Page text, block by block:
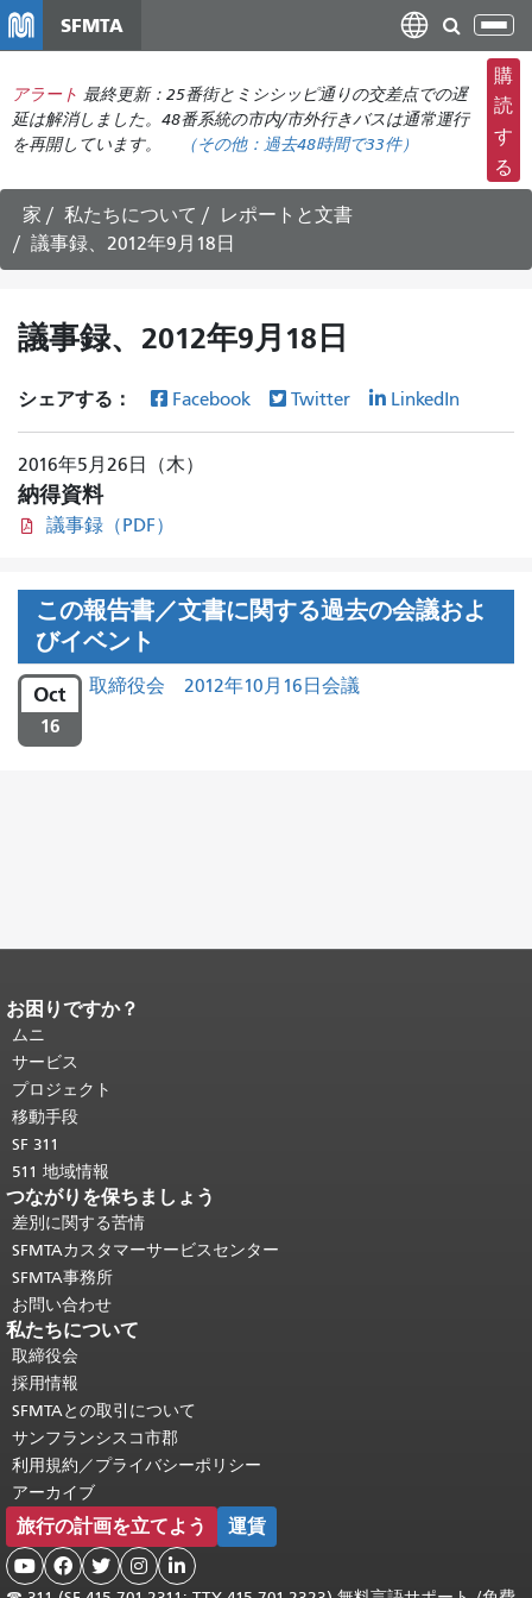
コ
ン
テ
ン
ツ
移
SFMTA
ナ
ビ
ゲ
ー
シ
ョ
切
アラート 最終更新：25番街とミシシッピ通りの交差点での遅
延は解消しました。48番系統の市内/市外行きバスは通常運行
を再開しています。
（その他： 過去48時間で33件）
購
読
す
る
家 私たちについて
レポートと文書
議事録、2012年9月18日
議事録、2012年9月18日
シェアする： Facebook Twitter LinkedIn
2016年5月26日（木）
納得資料
議事録（PDF）
この報告書／文書に関する過去の会議およ
びイベント
Oct
16
取締役会 2012年10月16日会議
ページコンテンツの終わり。
ジの残りの部分はすべてのページで繰
り返されます。
頭に戻る。
お困りですか？
ムニ
サービス
プロジェクト
移動手段
SF 311
511 地域情報
つながりを保ちましょう
差別に関する苦情
SFMTAカスタマーサービスセンター
SFMTA事務所
お問い合わせ
私たちについて
取締役会
採用情報
SFMTAとの取引について
サンフランシスコ市郡
利用規約／プライバシーポリシー
アーカイブ
旅行の計画を立てよう 運賃
    